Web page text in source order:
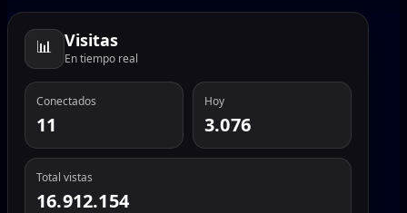
📊 Visitas
En tiempo real
Conectados
11
Hoy
3.076
Total vistas
16.912.154